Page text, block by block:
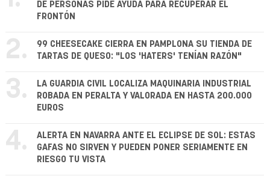
DE PERSONAS PIDE AYUDA PARA RECUPERAR EL
FRONTÓN
2.
99 CHEESECAKE CIERRA EN PAMPLONA SU TIENDA DE
TARTAS DE QUESO: "LOS 'HATERS' TENÍAN RAZÓN"
3.
LA GUARDIA CIVIL LOCALIZA MAQUINARIA INDUSTRIAL
ROBADA EN PERALTA Y VALORADA EN HASTA 200.000
EUROS
4.
ALERTA EN NAVARRA ANTE EL ECLIPSE DE SOL: ESTAS
GAFAS NO SIRVEN Y PUEDEN PONER SERIAMENTE EN
RIESGO TU VISTA